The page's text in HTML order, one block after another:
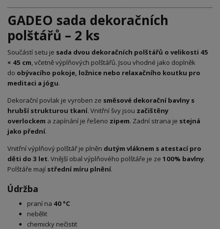
GADEO sada dekoračních
polštářů – 2 ks
Součástí setu je sada dvou dekoračních polštářů o velikosti 45
× 45 cm, včetně výplňových polštářů. Jsou vhodné jako doplněk
do obývacího pokoje, ložnice nebo relaxačního koutku pro
meditaci a jógu.
Dekorační povlak je vyroben ze směsové dekorační bavlny s
hrubší strukturou tkaní. Vnitřní švy jsou začištěny
overlockem a zapínání je řešeno zipem. Zadní strana je stejná
jako přední.
Vnitřní výplňový polštář je plněn dutým vláknem s atestací pro
děti do 3 let. Vnější obal výplňového polštáře je ze 100% bavlny.
Polštáře mají střední míru plnění.
Údržba
praní na 40 °C
nebělit
chemicky nečistit